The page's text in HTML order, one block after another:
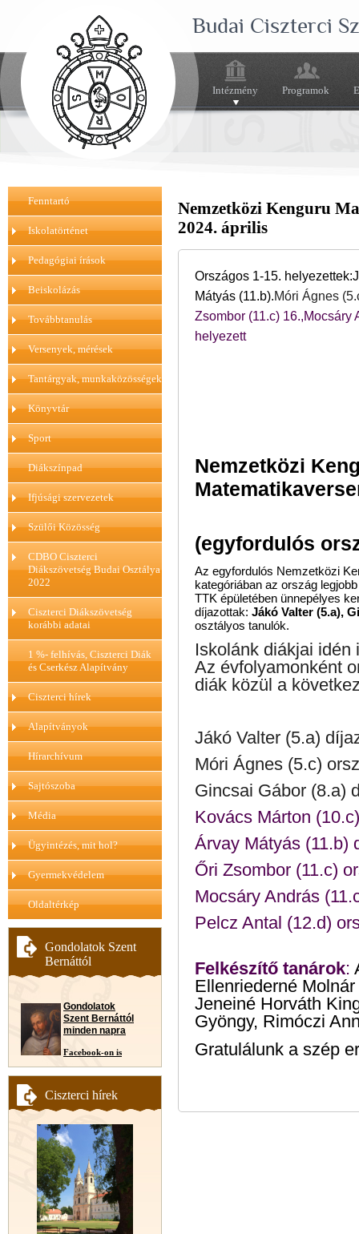
Budai Ciszterci
Intézmény Programok
Fenntartó
Iskolatörténet
Pedagógiai írások
Beiskolázás
Továbbtanulás
Versenyek, mérések
Tantárgyak, munkaközösségek
Könyvtár
Sport
Diákszínpad
Ifjúsági szervezetek
Szülői Közösség
CDBO Ciszterci
Diákszövetség Budai Osztálya
2022
Ciszterci Diákszövetség
korábbi adatai
1 %- felhívás, Ciszterci Diák
és Cserkész Alapítvány
Ciszterci hírek
Alapítványok
Hírarchívum
Sajtószoba
Média
Ügyintézés, mit hol?
Gyermekvédelem
Oldaltérkép
Gondolatok Szent
Bernáttól
Gondolatok
Szent Bernáttól
minden napra
Facebook-on is
Ciszterci hírek
Nemzetközi Kenguru
2024. április
Országos 1-15. helyezettek:
Mátyás (11.b).Móri Ágnes
Zsombor (11.c) 16.,Mocsáry
helyezett
Nemzetközi
(egyfordulós
Az egyfordulós Nemzetközi
kategóriában az ország
TTK épületében ünnepélyes
díjazottak: Jákó Valter (5.a),
osztályos tanulók.
Iskolánk diákjai
Az évfolyamonként
diák közül a
Jákó Valter (5.a)
Móri Ágnes (5.c)
Gincsai Gábor (8.a)
Kovács Márton
Árvay Mátyás (11.b)
Őri Zsombor (11.c)
Mocsáry András
Pelcz Antal (12.d)
Felkészítő tanárok:
Ellenriederné
Jeneiné Horváth
Gyöngy, Rimóczi
Gratulálunk a szép